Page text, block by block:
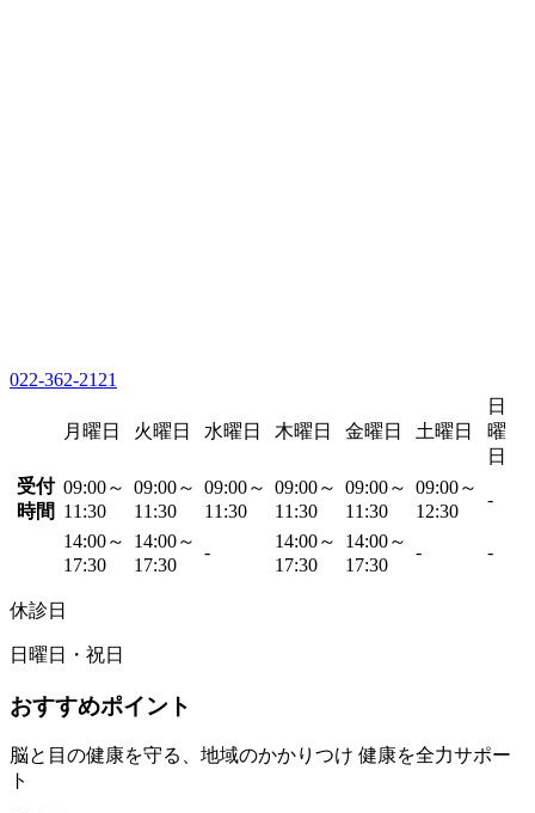
022-362-2121
月曜日 火曜日 水曜日 木曜日 金曜日 土曜日
日
曜
日
受付
時間
09:00～
11:30
09:00～
11:30
09:00～
11:30
09:00～
11:30
09:00～
11:30
09:00～
12:30
-
14:00～
17:30
14:00～
17:30
-
14:00～
17:30
14:00～
17:30
- -
休診日
日曜日・祝日
おすすめポイント
脳と目の健康を守る、地域のかかりつけ 健康を全力サポー
ト